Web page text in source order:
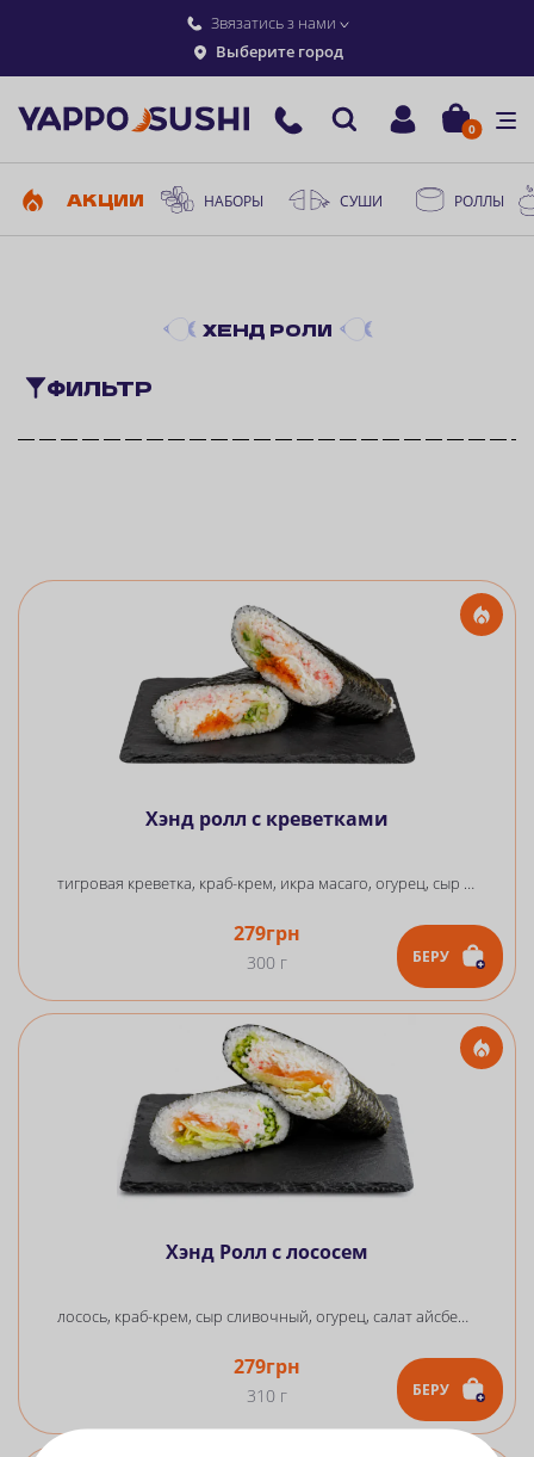
Звязатись з нами
Выберите город
0
АКЦИИ НАБОРЫ СУШИ РОЛЛЫ
ХЕНД РОЛИ
ФИЛЬТР
Хэнд ролл с креветками
тигровая креветка, краб-крем, икра масаго, огурец, сыр сливочный, салат айсберг, рис, нори
279грн
300 г БЕРУ
Хэнд Ролл с лососем
лосось, краб-крем, сыр сливочный, огурец, салат айсберг, рис, нори
279грн
310 г БЕРУ